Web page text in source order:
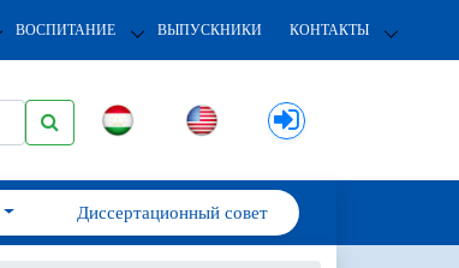
ВОСПИТАНИЕ ВЫПУСКНИКИ КОНТАКТЫ
Диссертационный совет